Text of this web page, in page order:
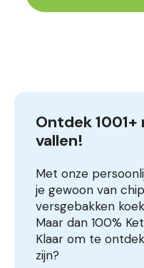
Ontdek
vallen!
Met onze
je gewoon van
versgebakken
Maar dan 100%
Klaar om te
zijn?